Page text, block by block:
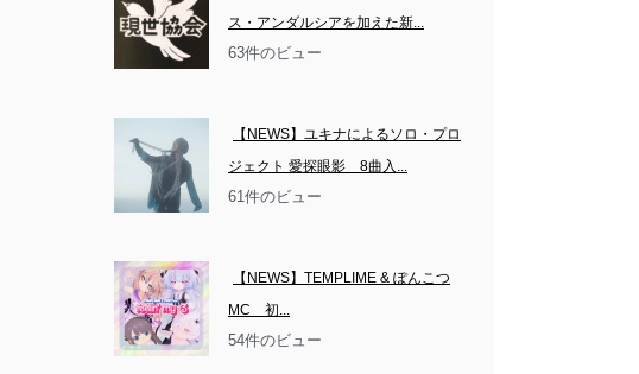
ス・アンダルシアを加えた新...
63件のビュー
【NEWS】ユキナによるソロ・プロ
ジェクト 愛探眼影　8曲入...
61件のビュー
【NEWS】TEMPLIME & ぽんこつ
MC　初...
54件のビュー